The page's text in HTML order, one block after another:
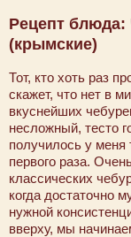
Рецепт блюда:
(крымские)
Тот, кто хоть раз
скажет, что нет в
вкуснейших
несложный, тесто
получилось у меня
первого раза.
классических
когда достаточно
нужной
вверху, мы